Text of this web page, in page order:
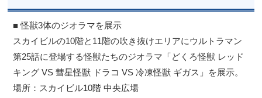
■ 怪獣3体のジオラマを展示
スカイビルの10階と11階の吹き抜けエリアにウルトラマン
第25話に登場する怪獣たちのジオラマ「どくろ怪獣 レッド
キング VS 彗星怪獣 ドラコ VS 冷凍怪獣 ギガス」を展示。
場所：スカイビル10階 中央広場